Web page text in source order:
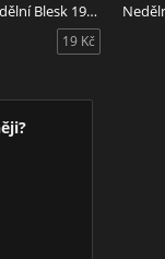
Nedělní Blesk 19.7.2026
19 Kč